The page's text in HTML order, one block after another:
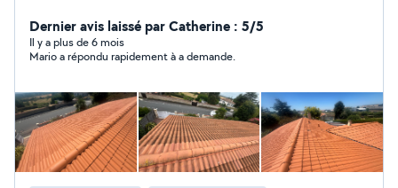
et embellir votre maison.
Dernier avis laissé par Catherine : 5/5
Il y a plus de 6 mois
Mario a répondu rapidement à a demande.